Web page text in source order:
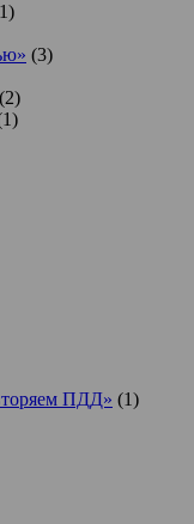
(3)
(2)
ПДД» (1)